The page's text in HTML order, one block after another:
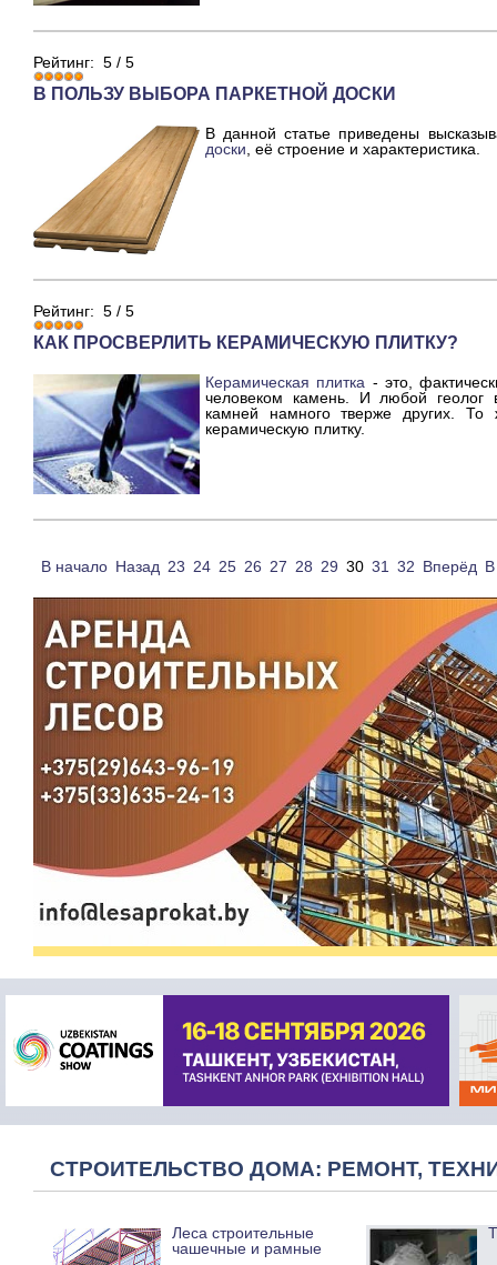
Рейтинг: 5 / 5
В ПОЛЬЗУ ВЫБОРА ПАРКЕТНОЙ ДОСКИ
В данной статье приведены
доски , её строение и характеристика.
Рейтинг: 5 / 5
КАК ПРОСВЕРЛИТЬ КЕРАМИЧЕСКУЮ ПЛИТКУ?
Керамическая плитка - это,
человеком камень. И любой геолог
камней намного тверже других.
керамическую плитку.
В начало Назад 23 24 25 26 27 28 29 30 31 32 Вперёд
СТРОИТЕЛЬСТВО ДОМА: РЕМОНТ,
Леса строительные
чашечные и рамные